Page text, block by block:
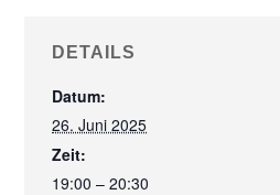
DETAILS
Datum:
26. Juni 2025
Zeit:
19:00 – 20:30